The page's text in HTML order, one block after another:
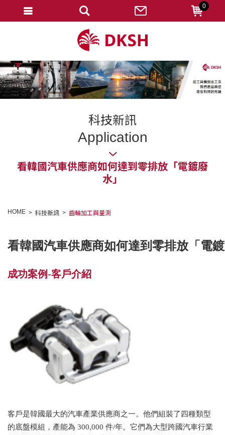
科技新訊
Application
看韓國汽車供應商如何達到零排放「電鍍廢
水」
HOME 科技新訊 齒輪加工與量測
看韓國汽車供應商如何達到零排放「電
成功案例-客戶介紹
客戶是韓國最大的汽車產業供應商之一。他們組裝了四種類型
的底盤模組，產能為 300,000 件/年。它們為大型跨國汽車行業
0
忘記密碼
變更密碼
修改個人資料
我的收藏
匯款通知